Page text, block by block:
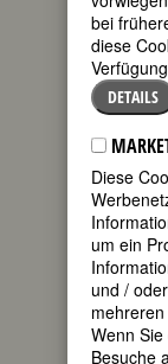
ersten
aber
1897
im
durfte
bei
diese
DETAILS
Diese
um ein
und /
Wenn
Besuche